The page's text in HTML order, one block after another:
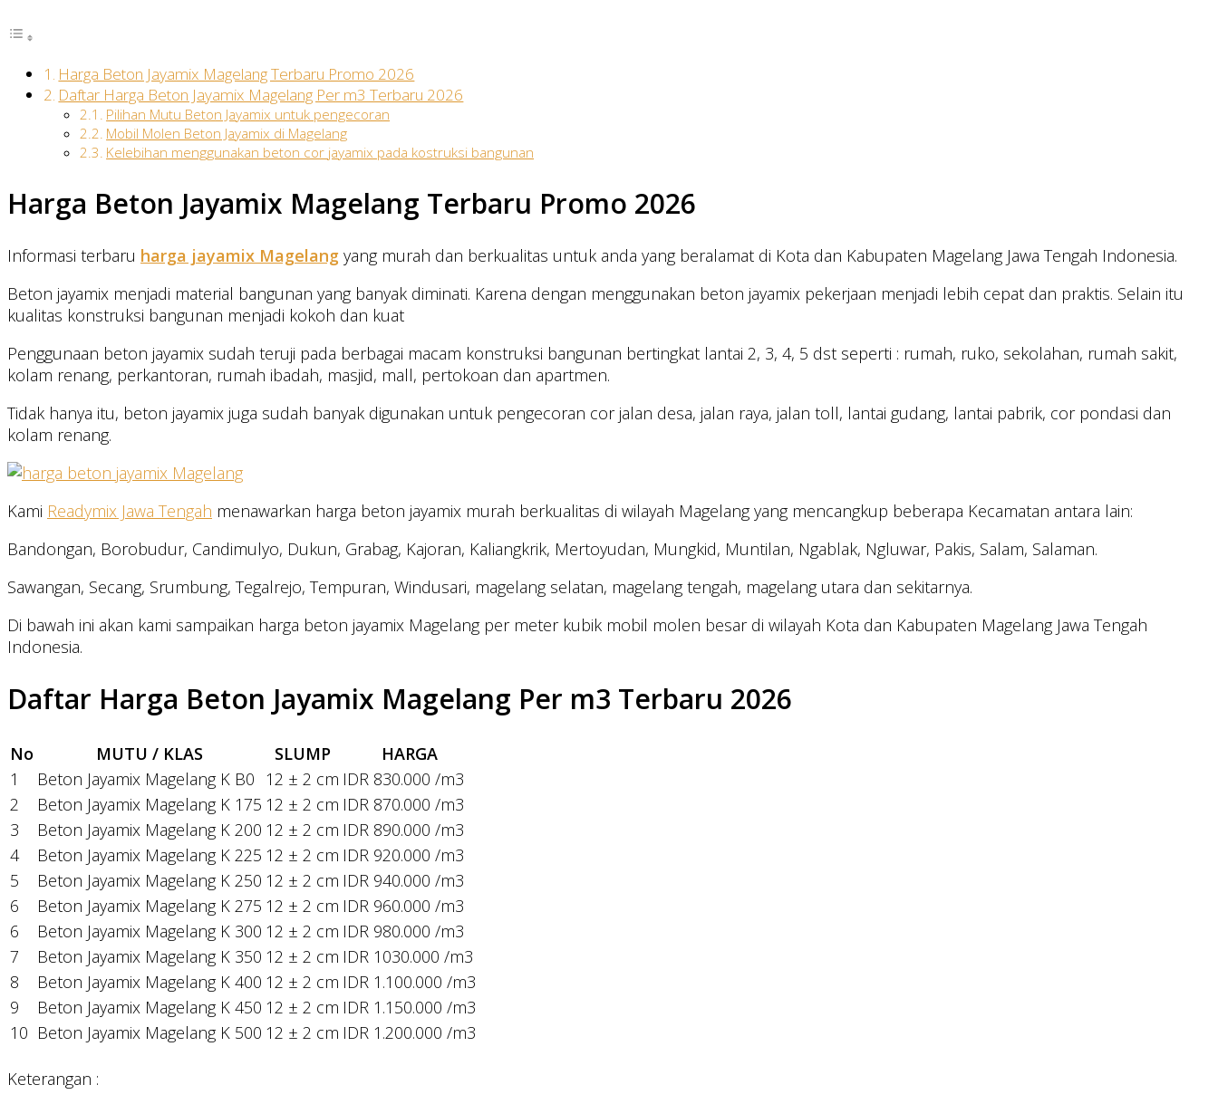
Harga Beton Jayamix Magelang Terbaru Promo 2026
Daftar Harga Beton Jayamix Magelang Per m3 Terbaru 2026
Pilihan Mutu Beton Jayamix untuk pengecoran
Mobil Molen Beton Jayamix di Magelang
Kelebihan menggunakan beton cor jayamix pada kostruksi bangunan
Harga Beton Jayamix Magelang Terbaru Promo 2026
Informasi terbaru harga jayamix Magelang yang murah dan berkualitas untuk anda yang beralamat di Kota dan Kabupaten Magelang Jawa Tengah Indonesia.
Beton jayamix menjadi material bangunan yang banyak diminati. Karena dengan menggunakan beton jayamix pekerjaan menjadi lebih cepat dan praktis. Selain itu
kualitas konstruksi bangunan menjadi kokoh dan kuat
Penggunaan beton jayamix sudah teruji pada berbagai macam konstruksi bangunan bertingkat lantai 2, 3, 4, 5 dst seperti : rumah, ruko, sekolahan, rumah sakit,
kolam renang, perkantoran, rumah ibadah, masjid, mall, pertokoan dan apartmen.
Tidak hanya itu, beton jayamix juga sudah banyak digunakan untuk pengecoran cor jalan desa, jalan raya, jalan toll, lantai gudang, lantai pabrik, cor pondasi dan
kolam renang.
Kami Readymix Jawa Tengah menawarkan harga beton jayamix murah berkualitas di wilayah Magelang yang mencangkup beberapa Kecamatan antara lain:
Bandongan, Borobudur, Candimulyo, Dukun, Grabag, Kajoran, Kaliangkrik, Mertoyudan, Mungkid, Muntilan, Ngablak, Ngluwar, Pakis, Salam, Salaman.
Sawangan, Secang, Srumbung, Tegalrejo, Tempuran, Windusari, magelang selatan, magelang tengah, magelang utara dan sekitarnya.
Di bawah ini akan kami sampaikan harga beton jayamix Magelang per meter kubik mobil molen besar di wilayah Kota dan Kabupaten Magelang Jawa Tengah
Indonesia.
Daftar Harga Beton Jayamix Magelang Per m3 Terbaru 2026
No MUTU / KLAS SLUMP
HARGA
1
Beton Jayamix Magelang K B0 12 ± 2 cm IDR 830.000 /m3
2
Beton Jayamix Magelang K 175 12 ± 2 cm IDR 870.000 /m3
3
Beton Jayamix Magelang K 200 12 ± 2 cm IDR 890.000 /m3
4
Beton Jayamix Magelang K 225 12 ± 2 cm IDR 920.000 /m3
5
Beton Jayamix Magelang K 250 12 ± 2 cm IDR 940.000 /m3
6
Beton Jayamix Magelang K 275 12 ± 2 cm IDR 960.000 /m3
6
Beton Jayamix Magelang K 300 12 ± 2 cm IDR 980.000 /m3
7
Beton Jayamix Magelang K 350 12 ± 2 cm IDR 1030.000 /m3
8
Beton Jayamix Magelang K 400 12 ± 2 cm IDR 1.100.000 /m3
9
Beton Jayamix Magelang K 450 12 ± 2 cm IDR 1.150.000 /m3
10 Beton Jayamix Magelang K 500 12 ± 2 cm IDR 1.200.000 /m3
Keterangan :